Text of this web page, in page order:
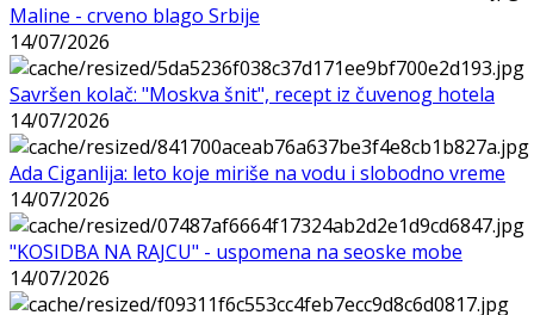
Maline - crveno blago Srbije
14/07/2026
Savršen kolač: "Moskva šnit", recept iz čuvenog hotela
14/07/2026
Ada Ciganlija: leto koje miriše na vodu i slobodno vreme
14/07/2026
"KOSIDBA NA RAJCU" - uspomena na seoske mobe
14/07/2026